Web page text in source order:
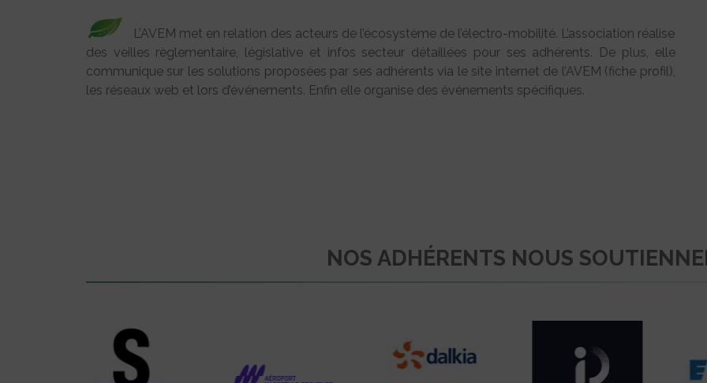
L’AVEM met en relation des acteurs de l’écosystème de l’électro-mobilité. L’association réalise
des veilles règlementaire, législative et infos secteur détaillées pour ses adhérents. De plus, elle
communique sur les solutions proposées par ses adhérents via le site internet de l’AVEM (fiche profil),
les réseaux web et lors d’événements. Enfin elle organise des événements spécifiques.
NOS ADHÉRENTS NOUS